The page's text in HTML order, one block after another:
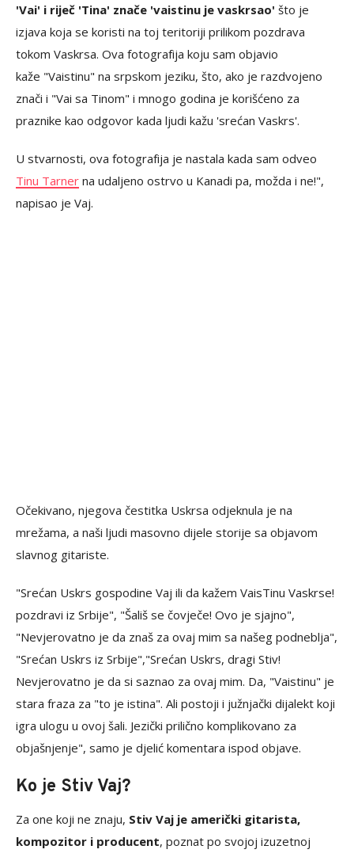
'Vai' i riječ 'Tina' znače 'vaistinu je vaskrsao' što je
izjava koja se koristi na toj teritoriji prilikom pozdrava
tokom Vaskrsa. Ova fotografija koju sam objavio
kaže "Vaistinu" na srpskom jeziku, što, ako je razdvojeno
znači i "Vai sa Tinom" i mnogo godina je korišćeno za
praznike kao odgovor kada ljudi kažu 'srećan Vaskrs'.
U stvarnosti, ova fotografija je nastala kada sam odveo
Tinu Tarner na udaljeno ostrvo u Kanadi pa, možda i ne!",
napisao je Vaj.
Očekivano, njegova čestitka Uskrsa odjeknula je na
mrežama, a naši ljudi masovno dijele storije sa objavom
slavnog gitariste.
"Srećan Uskrs gospodine Vaj ili da kažem VaisTinu Vaskrse!
pozdravi iz Srbije", "Šališ se čovječe! Ovo je sjajno",
"Nevjerovatno je da znaš za ovaj mim sa našeg podneblja",
"Srećan Uskrs iz Srbije","Srećan Uskrs, dragi Stiv!
Nevjerovatno je da si saznao za ovaj mim. Da, "Vaistinu" je
stara fraza za "to je istina". Ali postoji i južnjački dijalekt koji
igra ulogu u ovoj šali. Jezički prilično komplikovano za
objašnjenje", samo je djelić komentara ispod objave.
Ko je Stiv Vaj?
Za one koji ne znaju, Stiv Vaj je američki gitarista,
kompozitor i producent, poznat po svojoj izuzetnoj